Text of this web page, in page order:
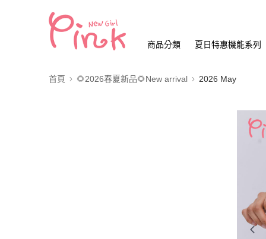
商品分類 夏日特惠機能系列
首頁 🌻2026春夏新品🌻New arrival 2026 May